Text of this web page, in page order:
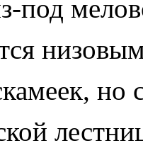
под